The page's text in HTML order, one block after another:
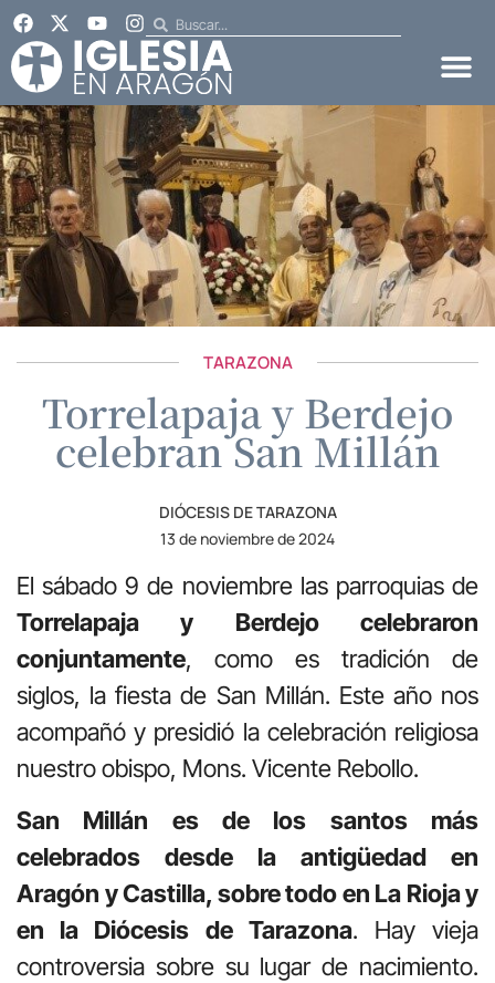
TARAZONA
Torrelapaja y Berdejo
celebran San Millán
DIÓCESIS DE TARAZONA
13 de noviembre de 2024
El sábado 9 de noviembre las parroquias de
Torrelapaja y Berdejo celebraron
conjuntamente, como es tradición de
siglos, la fiesta de San Millán. Este año nos
acompañó y presidió la celebración religiosa
nuestro obispo, Mons. Vicente Rebollo.
San Millán es de los santos más
celebrados desde la antigüedad en
Aragón y Castilla, sobre todo en La Rioja y
en la Diócesis de Tarazona. Hay vieja
controversia sobre su lugar de nacimiento.